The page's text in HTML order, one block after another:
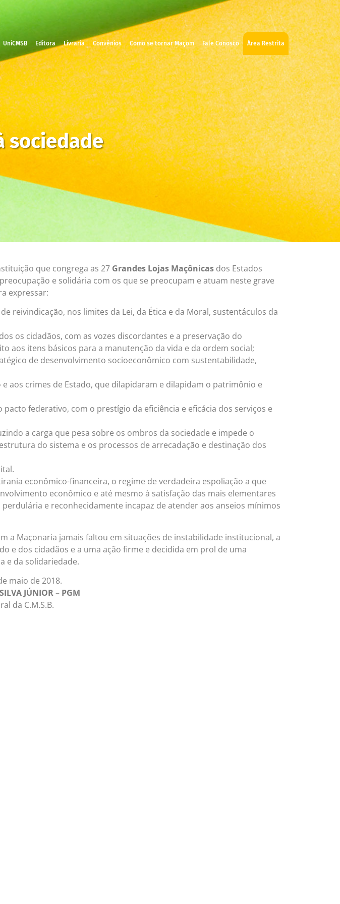
UniCMSB Editora Livraria Convênios Como se tornar Maçom Fale Conosco Área Restrita
sociedade
que congrega as 27 Grandes Lojas Maçônicas dos Estados
e solidária com os que se preocupam e atuam neste grave
expressar:
reivindicação, nos limites da Lei, da Ética e da Moral, sustentáculos da
os cidadãos, com as vozes discordantes e a preservação do
aos itens básicos para a manutenção da vida e da ordem social;
de desenvolvimento socioeconômico com sustentabilidade,
aos crimes de Estado, que dilapidaram e dilapidam o patrimônio e
federativo, com o prestígio da eficiência e eficácia dos serviços e
a carga que pesa sobre os ombros da sociedade e impede o
do sistema e os processos de arrecadação e destinação dos
econômico-financeira, o regime de verdadeira espoliação a que
econômico e até mesmo à satisfação das mais elementares
e reconhecidamente incapaz de atender aos anseios mínimos
a Maçonaria jamais faltou em situações de instabilidade institucional, a
e dos cidadãos e a uma ação firme e decidida em prol de uma
e da solidariedade.
maio de 2018.
JÚNIOR – PGM
da C.M.S.B.